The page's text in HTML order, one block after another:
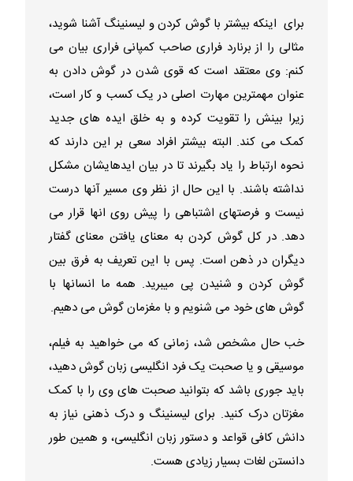
برای اینکه بیشتر با گوش کردن و لیسنینگ آشنا شوید،
مثالی را از برنارد فراری صاحب کمپانی فراری بیان می
کنم: وی معتقد است که قوی شدن در گوش دادن به
عنوان مهمترین مهارت اصلی در یک کسب و کار است،
زیرا بینش را تقویت کرده و به خلق ایده های جدید
کمک می کند. البته بیشتر افراد سعی بر این دارند که
نحوه ارتباط را یاد بگیرند تا در بیان ایدهایشان مشکل
نداشته باشند. با این حال از نظر وی مسیر آنها درست
نیست و فرصتهای اشتباهی را پیش روی انها قرار می
دهد. در کل گوش کردن به معنای یافتن معنای گفتار
دیگران در ذهن است. پس با این تعریف به فرق بین
گوش کردن و شنیدن پی میبرید. همه ما انسانها با
گوش های خود می شنویم و با مغزمان گوش می دهیم.
خب حال مشخص شد، زمانی که می خواهید به فیلم،
موسیقی و یا صحبت یک فرد انگلیسی زبان گوش دهید،
باید جوری باشد که بتوانید صحبت های وی را با کمک
مغزتان درک کنید. برای لیسنینگ و درک ذهنی نیاز به
دانش کافی قواعد و دستور زبان انگلیسی، و همین طور
دانستن لغات بسیار زیادی هست.